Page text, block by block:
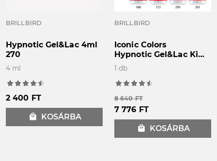
BRILLBIRD
Hypnotic Gel&Lac 4ml
270
4 ml
2 400 FT
local_mall KOSÁRBA
BRILLBIRD
Iconic Colors
Hypnotic Gel&Lac Kit
4x4 ml - LIMITÁLT!
1 db
8 640 FT
7 776 FT
local_mall KOSÁRBA